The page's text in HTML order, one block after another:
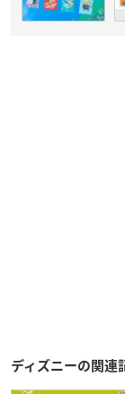
ディズニーの関連